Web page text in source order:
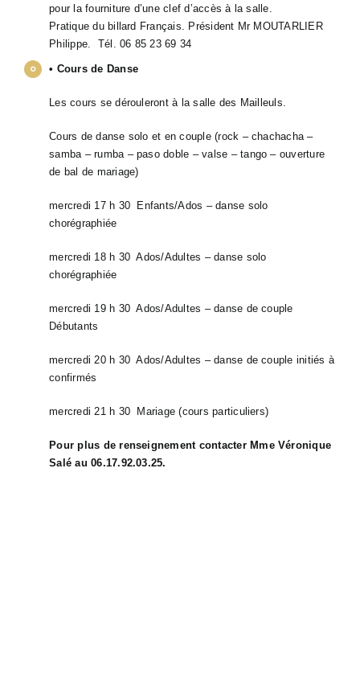
pour la fourniture d’une clef d’accès à la salle.
Pratique du billard Français. Président Mr MOUTARLIER
Philippe. Tél. 06 85 23 69 34
• Cours de Danse
Les cours se dérouleront à la salle des Mailleuls.
Cours de danse solo et en couple (rock – chachacha –
samba – rumba – paso doble – valse – tango – ouverture
de bal de mariage)
mercredi 17 h 30 Enfants/Ados – danse solo
chorégraphiée
mercredi 18 h 30 Ados/Adultes – danse solo
chorégraphiée
mercredi 19 h 30 Ados/Adultes – danse de couple
Débutants
mercredi 20 h 30 Ados/Adultes – danse de couple initiés à
confirmés
mercredi 21 h 30 Mariage (cours particuliers)
Pour plus de renseignement contacter Mme Véronique
Salé au 06.17.92.03.25.